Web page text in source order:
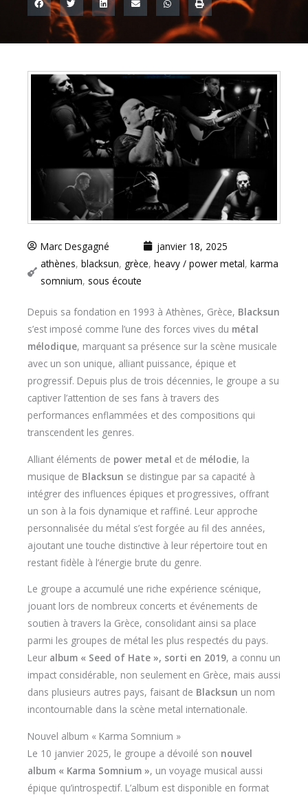
Marc Desgagné
janvier 18, 2025
athènes, blacksun, grèce, heavy / power metal, karma
somnium, sous écoute
Depuis sa fondation en 1993 à Athènes, Grèce, Blacksun
s’est imposé comme l’une des forces vives du métal
mélodique, marquant sa présence sur la scène musicale
avec un son unique, alliant puissance, épique et
progressif. Depuis plus de trois décennies, le groupe a su
captiver l’attention de ses fans à travers des
performances enflammées et des compositions qui
transcendent les genres.
Alliant éléments de power metal et de mélodie, la
musique de Blacksun se distingue par sa capacité à
intégrer des influences épiques et progressives, offrant
un son à la fois dynamique et raffiné. Leur approche
personnalisée du métal s’est forgée au fil des années,
ajoutant une touche distinctive à leur répertoire tout en
restant fidèle à l’énergie brute du genre.
Le groupe a accumulé une riche expérience scénique,
jouant lors de nombreux concerts et événements de
soutien à travers la Grèce, consolidant ainsi sa place
parmi les groupes de métal les plus respectés du pays.
Leur album « Seed of Hate », sorti en 2019, a connu un
impact considérable, non seulement en Grèce, mais aussi
dans plusieurs autres pays, faisant de Blacksun un nom
incontournable dans la scène metal internationale.
Nouvel album « Karma Somnium »
Le 10 janvier 2025, le groupe a dévoilé son nouvel
album « Karma Somnium », un voyage musical aussi
épique qu’introspectif. L’album est disponible en format